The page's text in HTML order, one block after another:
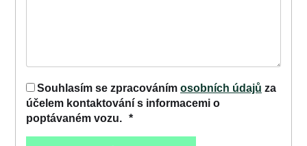
Souhlasím se zpracováním osobních údajů za
účelem kontaktování s informacemi o
poptávaném vozu. *